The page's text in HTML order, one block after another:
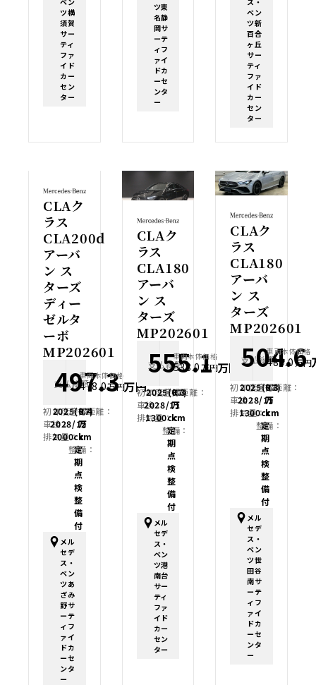
ツ横
須賀
サー
ティ
ファ
イド
カー
セン
ター
ツ東
名静
岡サ
ーテ
ィフ
ァイ
ドカ
ーセ
ンタ
ー
ベン
ツ新
百合
ヶ丘
サー
ティ
ファ
イド
カー
セン
ター
CLAク
ラス
CLA200d
アーバ
ン ス
ターズ
ディー
ゼルタ
ーボ
MP202601
支払総額
497.3 万円
車両本体価格
478.0万円
初年度登録：
2025(R7)
車検：
2028/12
排気量：
2000cc
走行距離：
0.4
万
km
整備：
定
期
点
検
整
備
付
メル
セデ
ス・
ベン
ツあ
ざみ
野サ
ーテ
ィフ
ァイ
ドカ
ーセ
ンタ
ー
CLAク
ラス
CLA180
アーバ
ン ス
ターズ
MP202601
支払総額
555.1 万円
車両本体価格
538.0万円
初年度登録：
2025(R7)
車検：
2028/11
排気量：
1300cc
走行距離：
0.3
万
km
整備：
定
期
点
検
整
備
付
メル
セデ
ス・
ベン
ツ港
南台
サー
ティ
ファ
イド
カー
セン
ター
CLAク
ラス
CLA180
アーバ
ン ス
ターズ
MP202601
支払総額
504.6
車両本体価格
489.0万円
初年度登録：
2025(R7)
車検：
2028/11
排気量：
1300cc
走行距離：
0.3
万
km
整備：
定
期
点
検
整
備
付
メル
セデ
ス・
ベン
ツ世
田谷
南サ
ーテ
ィフ
ァイ
ドカ
ーセ
ンタ
ー